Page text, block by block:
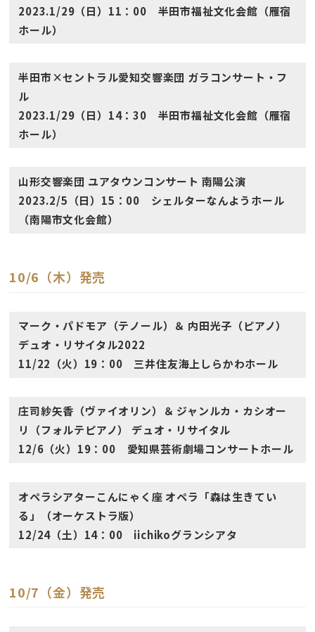
2023.1/29（日）11：00 半田市福祉文化会館（雁宿
ホール）
半田市×セントラル愛知交響楽団 ガラコンサート・フ
ル
2023.1/29（日）14：30 半田市福祉文化会館（雁宿
ホール）
山形交響楽団 ユアタウンコンサート 南陽公演
2023.2/5（日）15：00 シェルターなんようホール
（南陽市文化会館）
10/6（木）発売
マーク・パドモア（テノール）＆ 内田光子（ピアノ）
デュオ・リサイタル2022
11/22（火）19：00 三井住友海上しらかわホール
庄司紗矢香（ヴァイオリン）＆ ジャンルカ・カシオー
リ（フォルテピアノ） デュオ・リサイタル
12/6（火）19：00 愛知県芸術劇場コンサートホール
オペラシアターこんにゃく座 オペラ「森は生きてい
る」（オーケストラ版）
12/24（土）14：00 iichikoグランシアタ
10/7（金）発売